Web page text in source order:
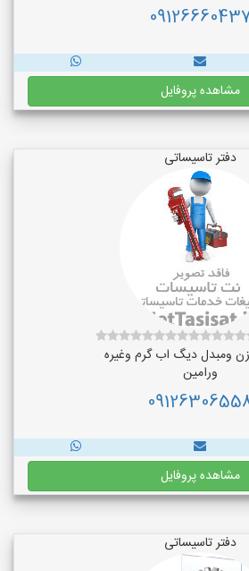
مشاهده پروفایل
دفتر تاسیساتی
ومبدل دیگ اب گرم وغیره
ورامین
مشاهده پروفایل
دفتر تاسیساتی